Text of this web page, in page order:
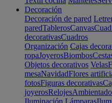
Decoración
Decoración de pared
paredTablerosCanvas
decorativasCuadros
Organización Cajas
ropaJoyerosBiombos
Objetos decorativos Velas
mesaNavidadFlores
fotosFiguras decorativas
joyerosRelojes
Iluminación Lámparas